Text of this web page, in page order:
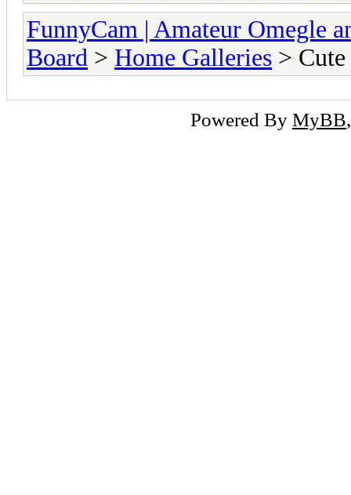
FunnyCam | Amateur Omegle
Board > Home Galleries >
Powered By MyBB